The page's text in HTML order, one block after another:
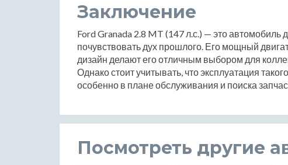
Заключение
Ford Granada 2.8 MT (147 л.с.) — это автомобиль
почувствовать дух прошлого. Его мощный
дизайн делают его отличным выбором для
Однако стоит учитывать, что эксплуатация
особенно в плане обслуживания и поиска
Посмотреть другие